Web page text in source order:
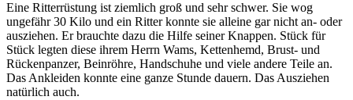
Eine Ritterrüstung ist ziemlich groß und sehr schwer. Sie wog
ungefähr 30 Kilo und ein Ritter konnte sie alleine gar nicht an- oder
ausziehen. Er brauchte dazu die Hilfe seiner Knappen. Stück für
Stück legten diese ihrem Herrn Wams, Kettenhemd, Brust- und
Rückenpanzer, Beinröhre, Handschuhe und viele andere Teile an.
Das Ankleiden konnte eine ganze Stunde dauern. Das Ausziehen
natürlich auch.